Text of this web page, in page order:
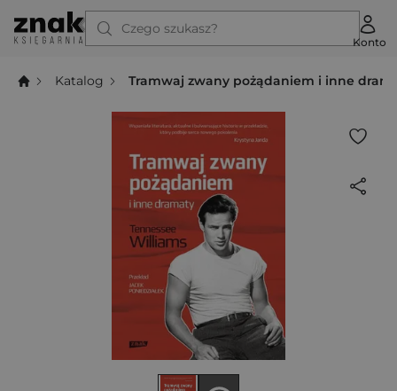
Czego szukasz?
Konto
Katalog Tramwaj zwany pożądaniem i inne